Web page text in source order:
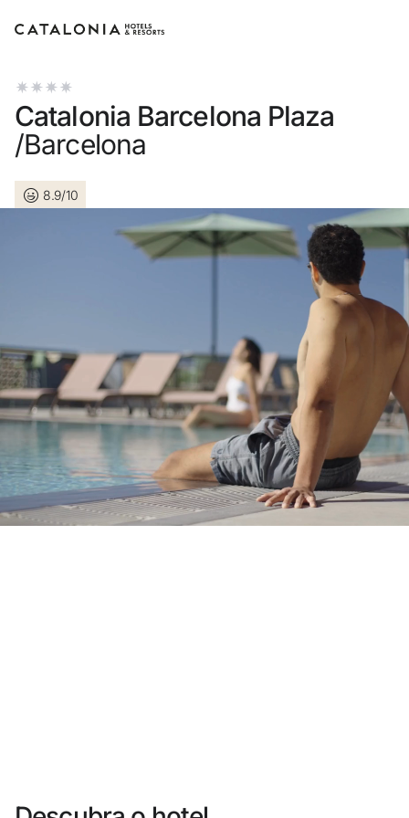
Inicie sessão na sua conta
LOGIN
Esqueceu-se da palavra-passe?
ou utilize uma destas opções
Entre com o Google
Iniciar sessão apenas com e-mail
Você ainda não se cadastrou ?
Criar uma conta
Catalonia Barcelona Plaza
/Barcelona
8.9/10